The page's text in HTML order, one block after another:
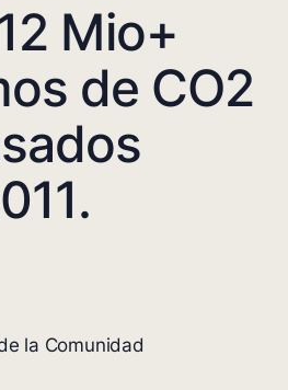
Mio+
de CO2
la Comunidad